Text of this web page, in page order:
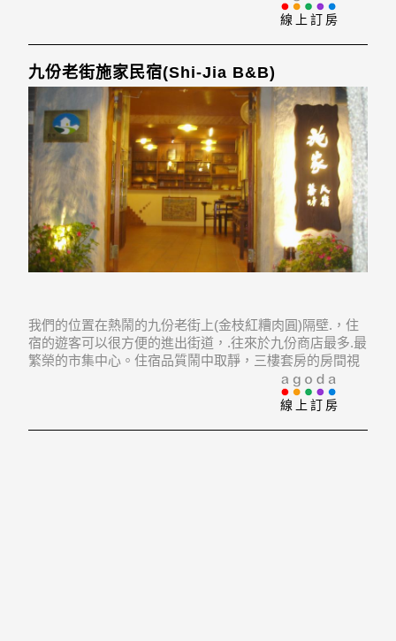
線上訂房
九份老街施家民宿(Shi-Jia B&B)
我們的位置在熱鬧的九份老街上(金枝紅糟肉圓)隔壁.，住
宿的遊客可以很方便的進出街道，.往來於九份商店最多.最
繁榮的市集中心。住宿品質鬧中取靜，三樓套房的房間視
野遼闊，步出房門映入的就是山海景觀、活象一幅山水
畫、喝茶、聊天、看夕陽、是度假的好所在。
線上訂房